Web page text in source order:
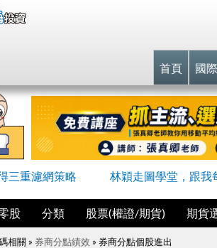
首頁 國
三重濾網策略 林穎走圖學堂，跟我
股 分類 股票(權證/期貨) 期貨
相關 » 券商分點績效 » 券商分點個股進出